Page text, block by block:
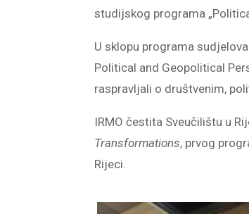
studijskog programa
U sklopu programa
Political and Geopolitical
raspravljali o društvenim,
IRMO čestita Sveučilištu u
Transformations, prvog
Rijeci.